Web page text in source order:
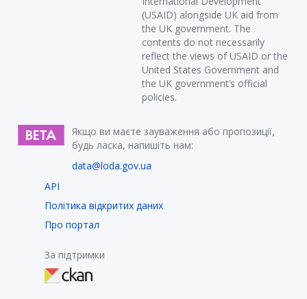
(USAID) alongside UK aid from
the UK government. The
contents do not necessarily
reflect the views of USAID or the
United States Government and
the UK government’s official
policies.
Якщо ви маєте зауваження або пропозиції,
будь ласка, напишіть нам:
data@loda.gov.ua
API
Політика відкритих даних
Про портал
За підтримки